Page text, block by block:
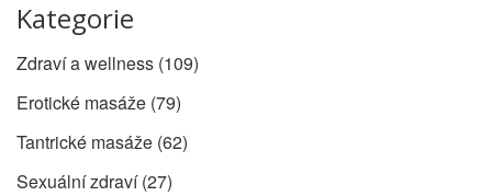
Kategorie
Zdraví a wellness (109)
Erotické masáže (79)
Tantrické masáže (62)
Sexuální zdraví(27)